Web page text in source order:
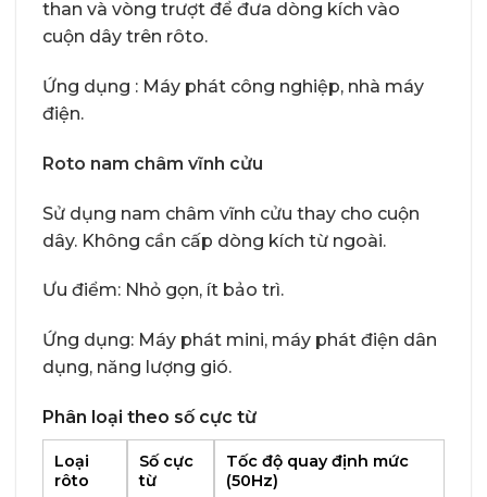
than và vòng trượt để đưa dòng kích vào
cuộn dây trên rôto.
Ứng dụng : Máy phát công nghiệp, nhà máy
điện.
Roto nam châm vĩnh cửu
Sử dụng nam châm vĩnh cửu thay cho cuộn
dây. Không cần cấp dòng kích từ ngoài.
Ưu điểm: Nhỏ gọn, ít bảo trì.
Ứng dụng: Máy phát mini, máy phát điện dân
dụng, năng lượng gió.
Phân loại theo số cực từ
Loại
rôto
Số cực
từ
Tốc độ quay định mức
(50Hz)